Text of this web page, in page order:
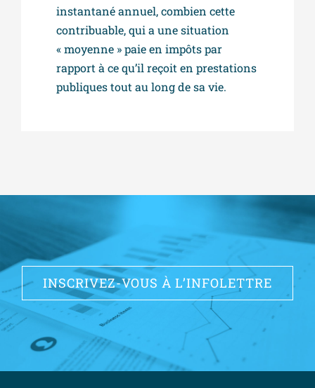
instantané annuel, combien cette
contribuable, qui a une situation
« moyenne » paie en impôts par
rapport à ce qu’il reçoit en prestations
publiques tout au long de sa vie.
INSCRIVEZ-VOUS À L’INFOLETTRE